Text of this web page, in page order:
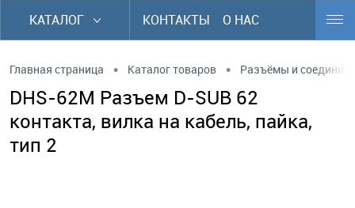
КАТАЛОГ КОНТАКТЫ О НАС
Главная страница • Каталог товаров • Разъёмы и
DHS-62M Разъем D-SUB 62
контакта, вилка на кабель, пайка,
тип 2